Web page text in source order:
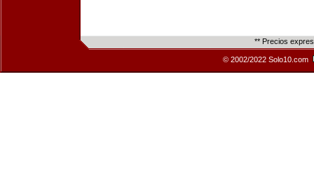
** Precios
© 2002/2022 Solo10.com